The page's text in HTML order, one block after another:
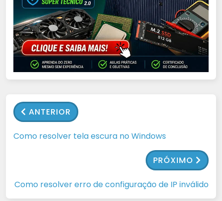
ANTERIOR
Como resolver tela escura no Windows
PRÓXIMO
Como resolver erro de configuração de IP inválido